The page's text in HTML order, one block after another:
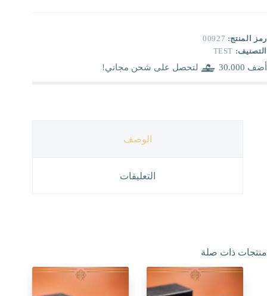
رمز المنتج: 00927
التصنيف: TEST
أضف 30.000 لتحصل على شحن مجاني!
الوصف
التعليقات
منتجات ذات صلة